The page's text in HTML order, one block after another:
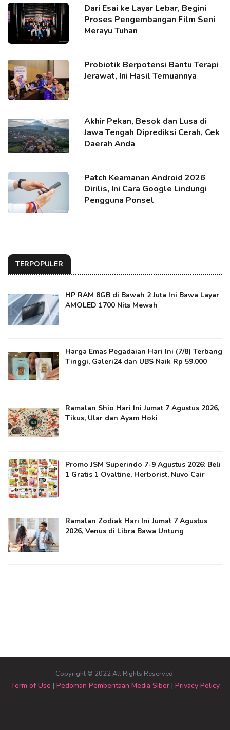
Dari Esai ke Layar Lebar, Begini
Proses Pengembangan Film Seni
Merayu Tuhan
Probiotik Berpotensi Bantu Terapi
Jerawat, Ini Hasil Temuannya
Akhir Pekan, Besok dan Lusa di
Jawa Tengah Diprediksi Cerah, Cek
Daerah Anda
Patch Keamanan Android 2026
Dirilis, Ini Cara Google Lindungi
Pengguna Ponsel
TERPOPULER
HP RAM 8GB di Bawah 2 Juta Ini Bawa Layar
AMOLED 1700 Nits Mewah
Harga Emas Pegadaian Hari Ini (7/8) Terbang
Tinggi, Galeri24 dan UBS Naik Rp 59.000
Ramalan Shio Hari Ini Jumat 7 Agustus 2026,
Tikus, Ular dan Ayam Hoki
Promo JSM Superindo 7-9 Agustus 2026: Beli
1 Gratis 1 Ovaltine, Herborist, Nuvo Cair
Ramalan Zodiak Hari Ini Jumat 7 Agustus
2026, Venus di Libra Bawa Untung
Copyright © 2022 All Rights Reserved.
Term of Use | Pedoman Pemberitaan Media Siber| Privacy Policy